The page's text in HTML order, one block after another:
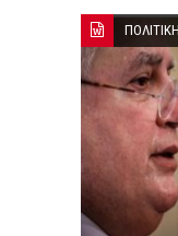
ΠΟΛΙΤΙΚΗ